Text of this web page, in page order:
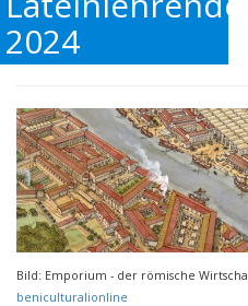
2024
Bild: Emporium - der römische
beniculturalionline